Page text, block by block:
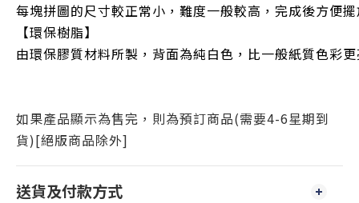
每塊拼圖的尺寸較正常小，難度一般較高，完成後方便
【環保樹脂】
由環保膠質材料所製，背面為純白色，比一般紙質色彩
如果產品顯示為售完，則為預訂商品(需要4-6星期到
貨)[絕版商品除外]
送貨及付款方式